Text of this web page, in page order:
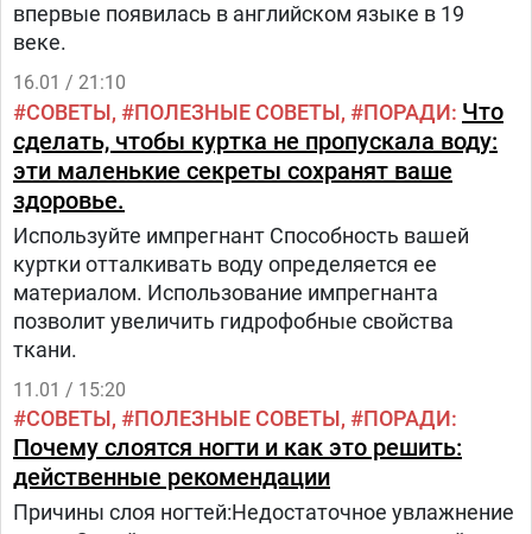
впервые появилась в английском языке в 19
веке.
16.01 / 21:10
СОВЕТЫ ПОЛЕЗНЫЕ СОВЕТЫ ПОРАДИ Что
сделать, чтобы куртка не пропускала воду:
эти маленькие секреты сохранят ваше
здоровье.
Используйте импрегнант Способность вашей
куртки отталкивать воду определяется ее
материалом. Использование импрегнанта
позволит увеличить гидрофобные свойства
ткани.
11.01 / 15:20
СОВЕТЫ ПОЛЕЗНЫЕ СОВЕТЫ ПОРАДИ
Почему слоятся ногти и как это решить:
действенные рекомендации
Причины слоя ногтей:Недостаточное увлажнение